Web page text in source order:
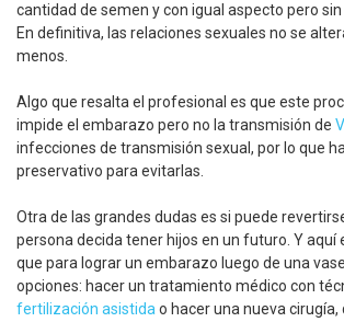
cantidad de semen y con igual aspecto pero
En definitiva, las relaciones sexuales no se
menos.
Algo que resalta el profesional es que este
impide el embarazo pero no la transmisión de
infecciones de transmisión sexual, por lo que
preservativo para evitarlas.
Otra de las grandes dudas es si puede
persona decida tener hijos en un futuro. Y aquí
que para lograr un embarazo luego de una
opciones: hacer un tratamiento médico con
fertilización asistida o hacer una nueva cirugía,